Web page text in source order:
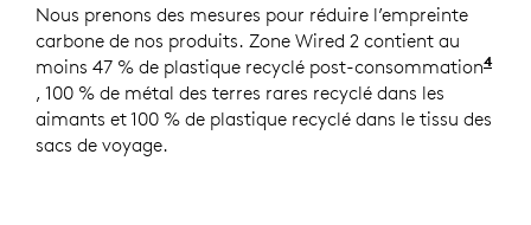
Nous prenons des mesures pour réduire l’empreinte
carbone de nos produits. Zone Wired 2 contient au
moins 47 % de plastique recyclé post-consommation4
, 100 % de métal des terres rares recyclé dans les
aimants et 100 % de plastique recyclé dans le tissu des
sacs de voyage.